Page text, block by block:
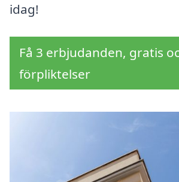
idag!
Få 3 erbjudanden, gratis
förpliktelser